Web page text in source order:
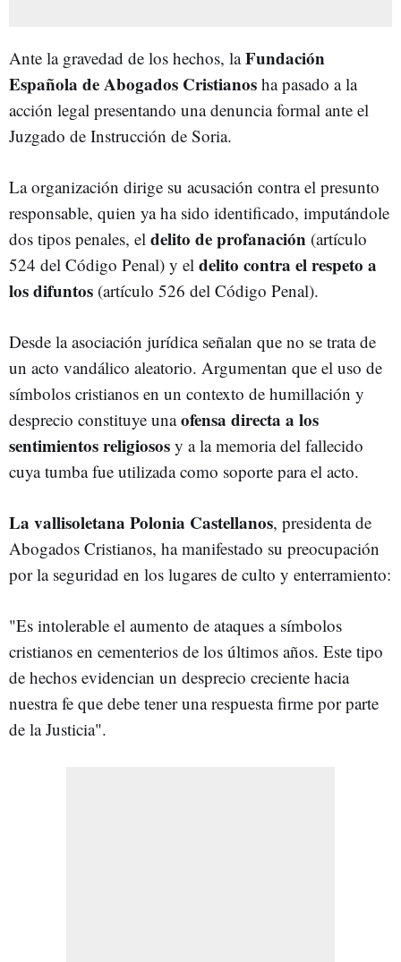
Ante la gravedad de los hechos, laFundación
Española de Abogados Cristianos ha pasado a la
acción legal presentando una denuncia formal ante el
Juzgado de Instrucción de Soria.
La organización dirige su acusación contra el presunto
responsable, quien ya ha sido identificado, imputándole
dos tipos penales, el delito de profanación (artículo
524 del Código Penal) y el delito contra el respeto a
los difuntos (artículo 526 del Código Penal).
Desde la asociación jurídica señalan que no se trata de
un acto vandálico aleatorio. Argumentan que el uso de
símbolos cristianos en un contexto de humillación y
desprecio constituye unaofensa directa a los
sentimientos religiosos y a la memoria del fallecido
cuya tumba fue utilizada como soporte para el acto.
La vallisoletana Polonia Castellanos, presidenta de
Abogados Cristianos, ha manifestado su preocupación
por la seguridad en los lugares de culto y enterramiento:
"Es intolerable el aumento de ataques a símbolos
cristianos en cementerios de los últimos años. Este tipo
de hechos evidencian un desprecio creciente hacia
nuestra fe que debe tener una respuesta firme por parte
de la Justicia".